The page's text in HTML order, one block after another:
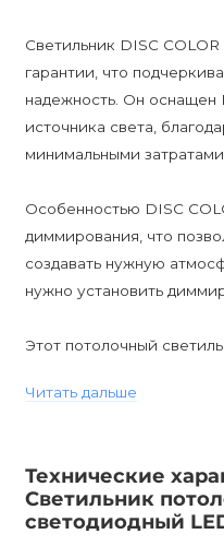
Светильник DISC
гарантии, что
надежность. Он оснащен
источника света,
минимальными затратами.
Особенностью DISC
диммирования, что
создавать нужную
нужно установить
Этот потолочный
и современности в
DISC COLOR с
использования внутри
Читать дальше
Технические
Светильник
светодиодный